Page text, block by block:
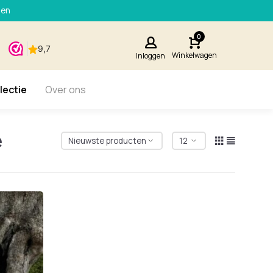
Inloggen
0
Winkelwagen
Over ons